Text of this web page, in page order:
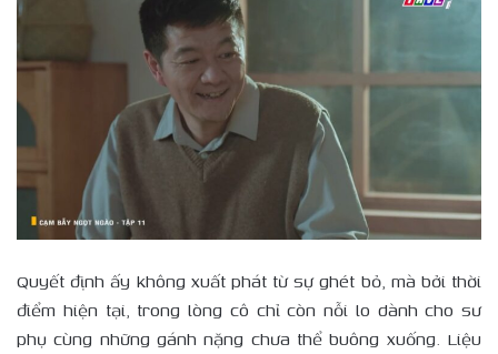
Quyết định ấy không xuất phát từ sự ghét bỏ, mà bởi thời
điểm hiện tại, trong lòng cô chỉ còn nỗi lo dành cho sư
phụ cùng những gánh nặng chưa thể buông xuống. Liệu